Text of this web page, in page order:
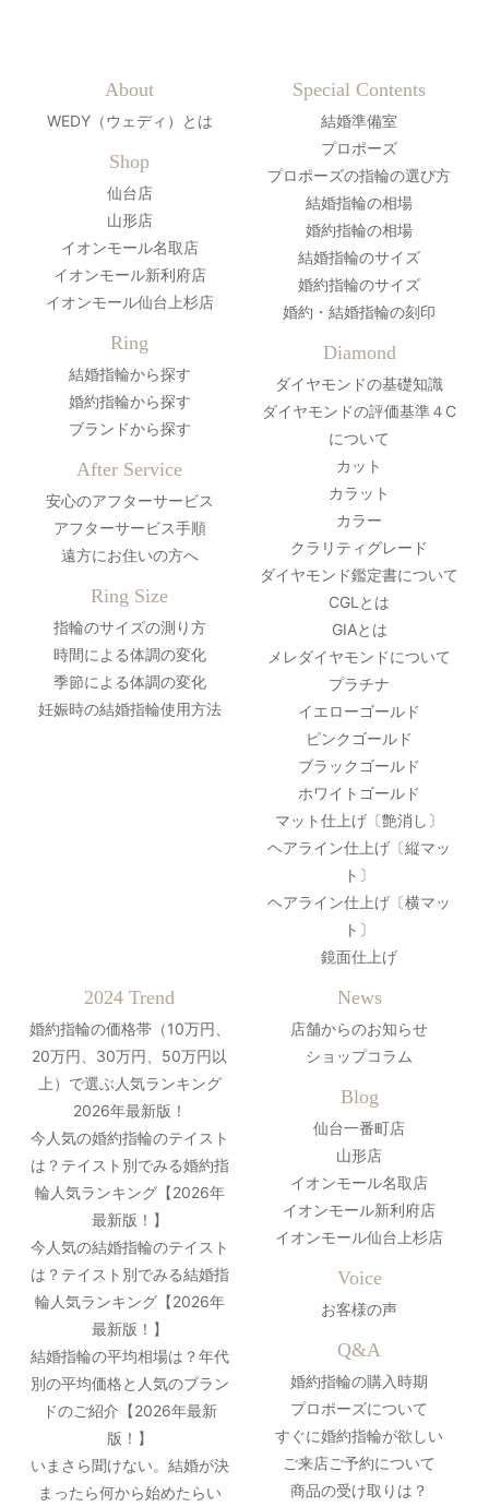
About
WEDY（ウェディ）とは
Shop
仙台店
山形店
イオンモール名取店
イオンモール新利府店
イオンモール仙台上杉店
Ring
結婚指輪から探す
婚約指輪から探す
ブランドから探す
After Service
安心のアフターサービス
アフターサービス手順
遠方にお住いの方へ
Ring Size
指輪のサイズの測り方
時間による体調の変化
季節による体調の変化
妊娠時の結婚指輪使用方法
Special Contents
結婚準備室
プロポーズ
プロポーズの指輪の選び方
結婚指輪の相場
婚約指輪の相場
結婚指輪のサイズ
婚約指輪のサイズ
婚約・結婚指輪の刻印
Diamond
ダイヤモンドの基礎知識
ダイヤモンドの評価基準４C
について
カット
カラット
カラー
クラリティグレード
ダイヤモンド鑑定書について
CGLとは
GIAとは
メレダイヤモンドについて
プラチナ
イエローゴールド
ピンクゴールド
ブラックゴールド
ホワイトゴールド
マット仕上げ〔艶消し〕
ヘアライン仕上げ〔縦マッ
ト〕
ヘアライン仕上げ〔横マッ
ト〕
鏡面仕上げ
2024 Trend
婚約指輪の価格帯（10万円、
20万円、30万円、50万円以
上）で選ぶ人気ランキング
2026年最新版！
今人気の婚約指輪のテイスト
は？テイスト別でみる婚約指
輪人気ランキング【2026年
最新版！】
今人気の結婚指輪のテイスト
は？テイスト別でみる結婚指
輪人気ランキング【2026年
最新版！】
結婚指輪の平均相場は？年代
別の平均価格と人気のブラン
ドのご紹介【2026年最新
版！】
いまさら聞けない。結婚が決
まったら何から始めたらい
News
店舗からのお知らせ
ショップコラム
Blog
仙台一番町店
山形店
イオンモール名取店
イオンモール新利府店
イオンモール仙台上杉店
Voice
お客様の声
Q&A
婚約指輪の購入時期
プロポーズについて
すぐに婚約指輪が欲しい
ご来店ご予約について
商品の受け取りは？